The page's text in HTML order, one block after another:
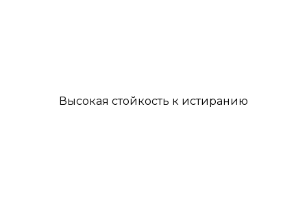
Высокая стойкость к истиранию